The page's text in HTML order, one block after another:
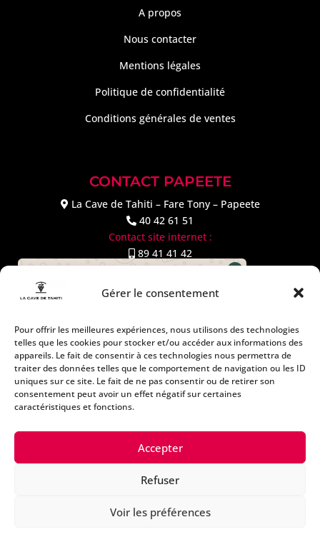
Gérer le consentement
Pour offrir les meilleures expériences, nous utilisons des technologies
telles que les cookies pour stocker et/ou accéder aux informations des
appareils. Le fait de consentir à ces technologies nous permettra de
traiter des données telles que le comportement de navigation ou les ID
uniques sur ce site. Le fait de ne pas consentir ou de retirer son
consentement peut avoir un effet négatif sur certaines
caractéristiques et fonctions.
Accepter
Refuser
Voir les préférences
A propos
Nous contacter
Mentions légales
Politique de confidentialité
Conditions générales de ventes
CONTACT PAPEETE
La Cave de Tahiti – Fare Tony – Papeete
40 42 61 51
Contact site internet :
89 41 41 42
commercial-ce@lacavedetahiti.pf
HORAIRES PAPEETE
Vendredi : 8h00 à 18h30
Samedi :8h00 à 12h30
👋 Ia ora na ! Envie d’un bon vin, d’un rhum d’exception ou d’un
conseil cadeau ? Parle moi de ton envie, je m’occupe du reste 🍹
Comment pouvons nous vous